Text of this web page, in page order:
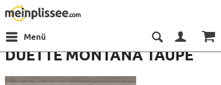
Menü
DUETTE MONTANA TAUPE